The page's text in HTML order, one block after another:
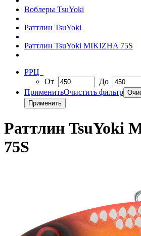
Воблеры TsuYoki
Раттлин TsuYoki
Раттлин TsuYoki MIKIZHA 75S
РРЦ
От
До
ПрименитьОчистить фильтр
Раттлин TsuYoki
75S